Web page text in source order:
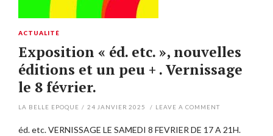
ACTUALITÉ
Exposition « éd. etc. », nouvelles
éditions et un peu + . Vernissage
le 8 février.
LA BELLE EPOQUE / 24 JANVIER 2025 / LEAVE A COMMENT
éd. etc. VERNISSAGE LE SAMEDI 8 FEVRIER DE 17 A 21H.